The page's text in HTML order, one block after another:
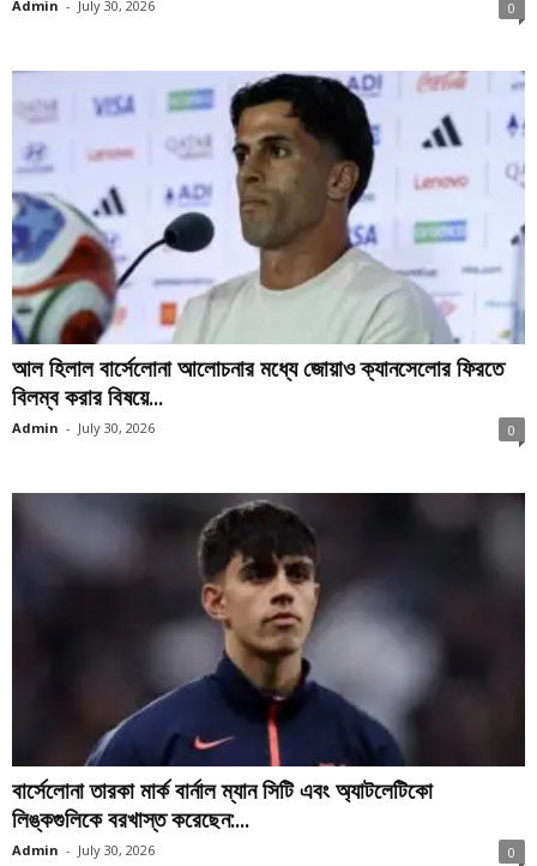
Admin - July 30, 2026 0
আল হিলাল বার্সেলোনা আলোচনার মধ্যে জোয়াও ক্যানসেলোর ফিরতে
বিলম্ব করার বিষয়ে...
Admin - July 30, 2026 0
বার্সেলোনা তারকা মার্ক বার্নাল ম্যান সিটি এবং অ্যাটলেটিকো
লিঙ্কগুলিকে বরখাস্ত করেছেন:...
Admin - July 30, 2026 0